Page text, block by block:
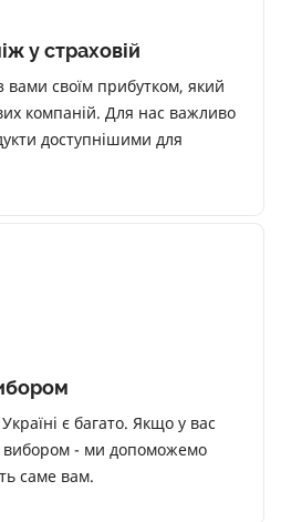
у страховій
своїм прибутком, який
компаній. Для нас важливо
доступнішими для
є багато. Якщо у вас
вибором - ми допоможемо
саме вам.